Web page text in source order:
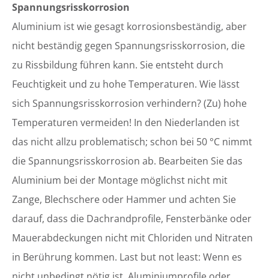
Spannungsrisskorrosion
Aluminium ist wie gesagt korrosionsbeständig, aber
nicht beständig gegen Spannungsrisskorrosion, die
zu Rissbildung führen kann. Sie entsteht durch
Feuchtigkeit und zu hohe Temperaturen. Wie lässt
sich Spannungsrisskorrosion verhindern? (Zu) hohe
Temperaturen vermeiden! In den Niederlanden ist
das nicht allzu problematisch; schon bei 50 °C nimmt
die Spannungsrisskorrosion ab. Bearbeiten Sie das
Aluminium bei der Montage möglichst nicht mit
Zange, Blechschere oder Hammer und achten Sie
darauf, dass die Dachrandprofile, Fensterbänke oder
Mauerabdeckungen nicht mit Chloriden und Nitraten
in Berührung kommen. Last but not least: Wenn es